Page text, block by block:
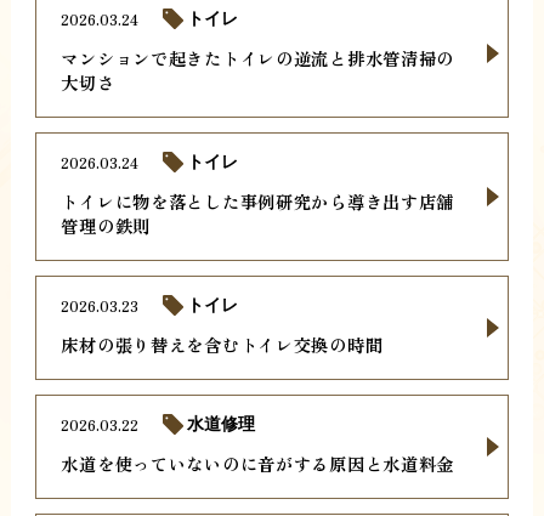
マンションで起きたトイレの逆流と排水管清掃の
大切さ
2026.03.24 トイレ
トイレに物を落とした事例研究から導き出す店舗
管理の鉄則
2026.03.24 トイレ
床材の張り替えを含むトイレ交換の時間
2026.03.23 トイレ
水道を使っていないのに音がする原因と水道料金
2026.03.22 水道修理